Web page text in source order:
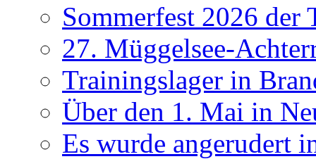
Sommerfest 2026 der
27. Müggelsee-
Trainingslager in
Über den 1. Mai in
Es wurde angerudert